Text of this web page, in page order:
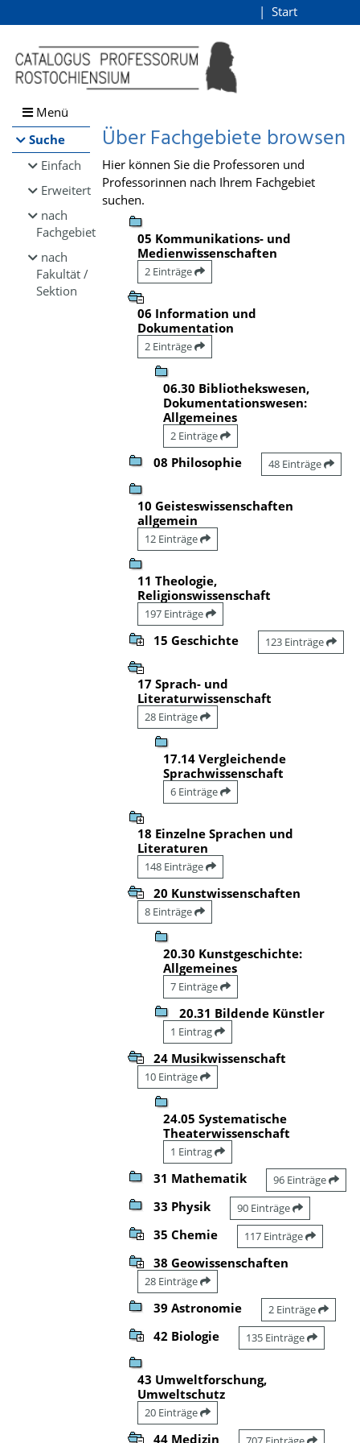
Browsen
direkt zum Inhalt
Start
Menü
Suche
Einfach
Erweitert
nach
Fachgebiet
nach
Fakultät /
Sektion
Über Fachgebiete browsen
Hier können Sie die Professoren und
Professorinnen nach Ihrem Fachgebiet
suchen.
05 Kommunikations- und
Medienwissenschaften
2 Einträge
06 Information und
Dokumentation
2 Einträge
06.30 Bibliothekswesen,
Dokumentationswesen:
Allgemeines
2 Einträge
08 Philosophie 48 Einträge
10 Geisteswissenschaften
allgemein
12 Einträge
11 Theologie,
Religionswissenschaft
197 Einträge
15 Geschichte 123 Einträge
17 Sprach- und
Literaturwissenschaft
28 Einträge
17.14 Vergleichende
Sprachwissenschaft
6 Einträge
18 Einzelne Sprachen und
Literaturen
148 Einträge
20 Kunstwissenschaften
8 Einträge
20.30 Kunstgeschichte:
Allgemeines
7 Einträge
20.31 Bildende Künstler
1 Eintrag
24 Musikwissenschaft
10 Einträge
24.05 Systematische
Theaterwissenschaft
1 Eintrag
31 Mathematik 96 Einträge
33 Physik 90 Einträge
35 Chemie 117 Einträge
38 Geowissenschaften
28 Einträge
39 Astronomie 2 Einträge
42 Biologie 135 Einträge
43 Umweltforschung,
Umweltschutz
20 Einträge
44 Medizin